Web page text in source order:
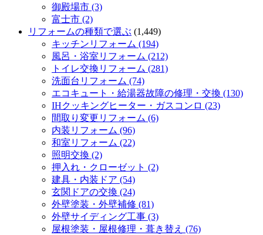
御殿場市 (3)
富士市 (2)
リフォームの種類で選ぶ (1,449)
キッチンリフォーム (194)
風呂・浴室リフォーム (212)
トイレ交換リフォーム (281)
洗面台リフォーム (74)
エコキュート・給湯器故障の修理・交換 (130)
IHクッキングヒーター・ガスコンロ (23)
間取り変更リフォーム (6)
内装リフォーム (96)
和室リフォーム (22)
照明交換 (2)
押入れ・クローゼット (2)
建具・内装ドア (54)
玄関ドアの交換 (24)
外壁塗装・外壁補修 (81)
外壁サイディング工事 (3)
屋根塗装・屋根修理・葺き替え (76)